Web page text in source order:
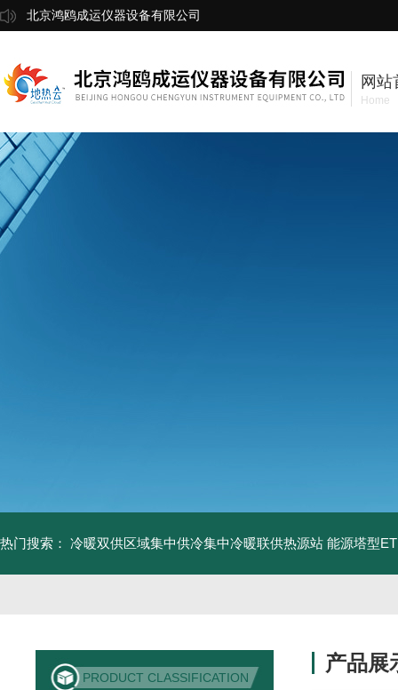
北京鸿鸥成运仪器设备有限公司
网站
Home
热门搜索： 冷暖双供区域集中供冷集中冷暖联供热源站 能源塔型
PRODUCT CLASSIFICATION
产品展